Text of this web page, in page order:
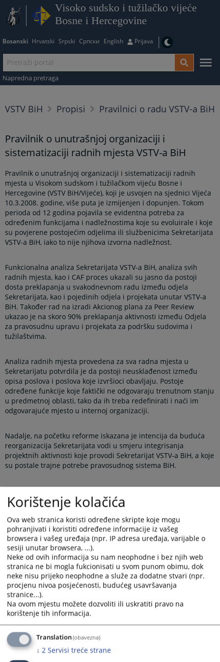
Visoko sudsko i tužilačko vijeće
Bosne i Hercegovine
Bosanski Hrvatski Srpski Српски English Prijava
Napredna pretraga
VSTV BiH Propisi Pravilnici o radu VSTV-a BiH
Pravilnik o unutrašnjoj organizaciji i
sistematizaciji radnih mjesta VSTV-a BiH
Pravilnik o unutrašnjoj organizaciji i sistematizaciji radnih
mjesta u Visokom sudskom i tužilačkom vijeću Bosne i
Hercegovine (VSTV BiH/Vijeće), koji je usvojen na sjednici Vijeća
10.3.2008. godine, više puta je izmijenjen i dopunjen. Tokom
perioda od 12 godina pojavila se evidentna potreba za
određenim funkcijama i nadležnostima koje su evoluirale i koje
su povjerene postojećim odjelima ili službenicima Sekretarijata
VSTV-a BiH, iako to nije njihova izvorna nadležnost.
Funkcionalna analiza Sekretarijata VSTV-a BiH, analiza svih
radnih mjesta, kao i CAF proces ukazali su jasno da postoji
dosta preklapanja u svakodnevnom radu između odjela
Sekretarijata, kao i pojedinih odjela i projekata unutar VSTV-a
BiH. Također rad na izradi Akcionog plana za Peer Review
ukazao je na skoro 90% preklapanja aktivnosti između Odjela
za pravosudnu upravu i projekata za podršku sudovima i
tužilaštvima.
Analiza radnih mjesta provedena za sva radna mjesta u
Sekretarijatu potvrdila je da postoji neusklađenost između
opisa poslova i poslova koje izvršioci obavljaju. Postoje
određene funkcije koje faktički ne odgovaraju trenutnom stanju
u predmetnoj oblasti, tako da ih treba redefinirati i naći im
odgovarajuće mjesto u internoj organizaciji.
Nadalje, na početku reforme iskazana je intencija da buduća
reorganizacija Sekretarijata vodi u smjeru integrisanja
projektnih aktivnosti koje provodi Sekretarijat VSTV-a BiH, a koje
su postale trajne potrebe pravosudnog sistema BiH.
po automatizmu doći do povećanja broja zaposlenih. Za
povećanje broja zaposlenih potreban je niz preduslova koji se
prvenstveno odnose na povećanje državnog budžeta
namijenjenog za plate i naknade zaposlenih.
Pored funkcionalnog razmještanja postojećih nadležnosti,
pridodane su nadležnosti proistekle iz Peer Review i ostalih
reformskih procesa pravosuđa. Preporuke Venecijanske
komisije i Evropske unije o razdvajanju sudskog i tužilačkog
vijeća zahtijevalo je slično promišljajne i bilo je potrebno isto
reflektovati na budućoj unutrašnjoj strukturi Sekretarijata.
Ključne novine u ovom Pravilniku su tri nova odjela: Odjel za
integritet nosilaca pravosudne funkcije, Odjel za unapređenje
efikasnosti i kvaliteta u radu sudova, i Odjel za unapređenje
efikasnosti i kvaliteta u radu tužilaštava. Određeni odjeli su
Korištenje kolačića
Ova web stranica koristi određene skripte koje mogu
pohranjivati i koristiti određene informacije iz vašeg
browsera i vašeg uređaja (npr. IP adresa uređaja, varijable o
sesiji unutar browsera, ...).
Neke od ovih informacija su nam neophodne i bez njih web
stranica ne bi mogla fukcionisati u svom punom obimu, dok
neke nisu prijeko neophodne a služe za dodatne stvari (npr.
procjenu nivoa posjećenosti, budućeg usavršavanja
stranice...).
Na ovom mjestu možete dozvoliti ili uskratiti pravo na
korištenje tih informacija.
Translation(obavezna)
↓ 2 Servisi treće strane